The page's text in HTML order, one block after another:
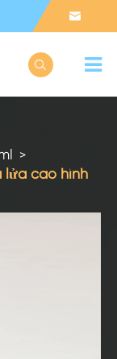


lửa cao hình